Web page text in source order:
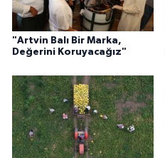
"Artvin Balı Bir Marka,
Değerini Koruyacağız"